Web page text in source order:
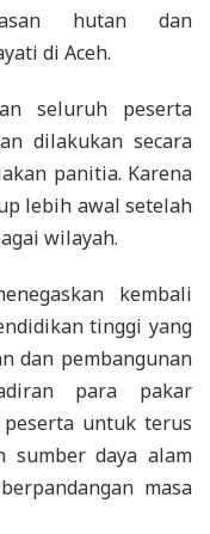
hutan dan
di Aceh.
seluruh peserta
dilakukan secara
panitia. Karena
lebih awal setelah
wilayah.
kembali
tinggi yang
dan pembangunan
para pakar
untuk terus
sumber daya alam
masa